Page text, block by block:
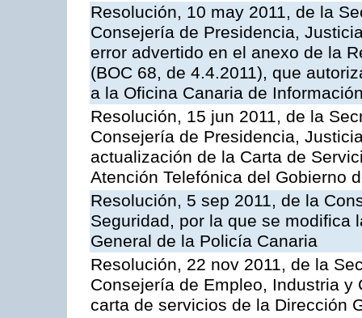
Resolución, 10 may 2011, de la
Consejería de Presidencia,
error advertido en el anexo de la
(BOC 68, de 4.4.2011), que
a la Oficina Canaria de
Resolución, 15 jun 2011, de la
Consejería de Presidencia,
actualización de la Carta de
Atención Telefónica del Gobierno
Resolución, 5 sep 2011, de la
Seguridad, por la que se modifica
General de la Policía Canaria
Resolución, 22 nov 2011, de la
Consejería de Empleo, Industria
carta de servicios de la Dirección